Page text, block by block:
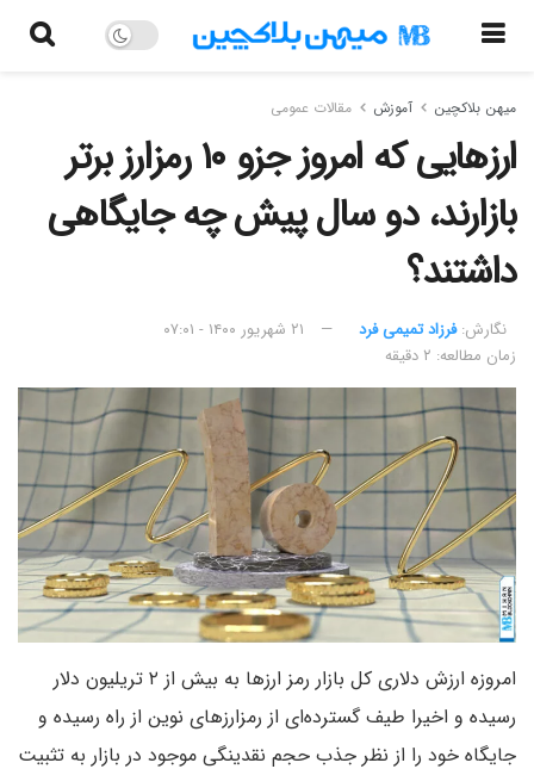
میهن بلاکچین آموزش مقالات عمومی
ارزهایی که امروز جزو ۱۰ رمزارز برتر
بازارند، دو سال پیش چه جایگاهی
داشتند؟
نگارش:‌ فرزاد تمیمی فرد
۲۱ شهریور ۱۴۰۰ - ۰۷:۰۱
زمان مطالعه: ۲ دقیقه
امروزه ارزش دلاری کل بازار رمز ارزها به بیش از ۲ تریلیون دلار
رسیده و اخیرا طیف گسترده‌ای از رمزارزهای نوین از راه رسیده‌ و
جایگاه خود را از نظر جذب حجم نقدینگی موجود در بازار به تثبیت